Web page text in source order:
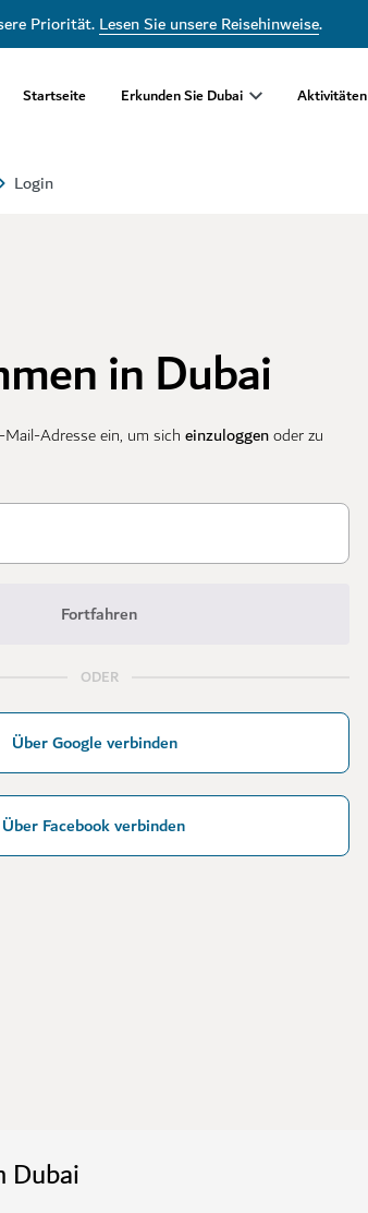
Priorität.Lesen Sie unsere Reisehinweise.
Startseite Erkunden Sie Dubai Aktivitäten
Login
in Dubai
Adresse ein, um sicheinzuloggenoder zu
Fortfahren
ODER
Über Google verbinden
Über Facebook verbinden
Dubai